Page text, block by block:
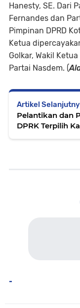
Hanesty, SE. Dari
Fernandes dan
Pimpinan DPRD
Ketua
Golkar, Wakil
Partai Nasdem. (
Artikel
Pelantikan dan
DPRK Terpilih Kabupaten Simeulue Masa Jabatan
-